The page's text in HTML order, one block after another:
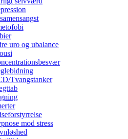
uro og ubalance
Tvangstanker
mod stress